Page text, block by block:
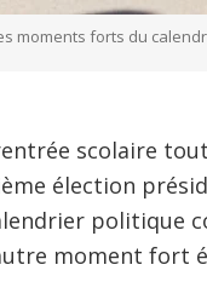
moments forts du
scolaire
élection
politique
moment fort